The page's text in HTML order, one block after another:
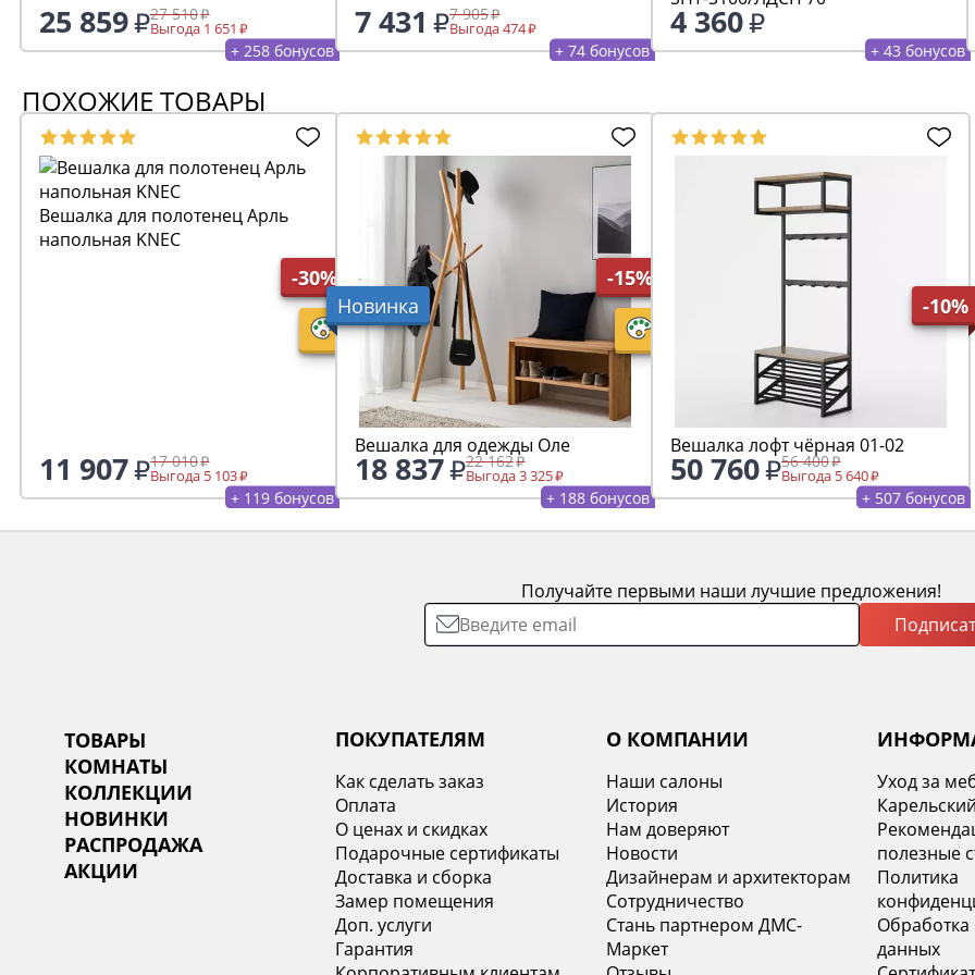
25 859 27 510
Выгода 1 651
+ 258 бонусов
7 431 7 905
Выгода 474
+ 74 бонусов
4 360
+ 43 бонусов
ПОХОЖИЕ ТОВАРЫ
-30%
Вешалка для полотенец Арль
напольная KNEC
11 907 17 010
Выгода 5 103
+ 119 бонусов
Новинка
-15%
Вешалка для одежды Оле
18 837 22 162
Выгода 3 325
+ 188 бонусов
-10%
Вешалка лофт чёрная 01-02
50 760 56 400
Выгода 5 640
+ 507 бонусов
Получайте первыми наши лучшие предложения!
ТОВАРЫ
КОМНАТЫ
КОЛЛЕКЦИИ
НОВИНКИ
РАСПРОДАЖА
АКЦИИ
ПОКУПАТЕЛЯМ
Как сделать заказ
Оплата
О ценах и скидках
Подарочные сертификаты
Доставка и сборка
Замер помещения
Доп. услуги
Гарантия
О КОМПАНИИ
Наши салоны
История
Нам доверяют
Новости
Дизайнерам и архитекторам
Сотрудничество
Стань партнером ДМС-
Маркет
Уход за
полезные
Политика
данных